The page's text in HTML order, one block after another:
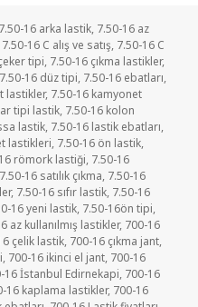
7.50-16 arka lastik, 7.50-16 az
7.50-16 C alış ve satış, 7.50-16 C
tipi, 7.50-16 çıkma lastikler,
7.50-16 düz tipi, 7.50-16 ebatları,
lastikler, 7.50-16 kamyonet
tipi lastik, 7.50-16 kolon
lastik, 7.50-16 lastik ebatları,
lastikleri, 7.50-16 ön lastik,
römork lastiği, 7.50-16
7.50-16 satılık çıkma, 7.50-16
, 7.50-16 sıfır lastik, 7.50-16
16 yeni lastik, 7.50-16ön tipi,
az kullanılmış lastikler, 700-16
çelik lastik, 700-16 çıkma jant,
, 700-16 ikinci el jant, 700-16
16 İstanbul Edirnekapi, 700-16
16 kaplama lastikler, 700-16